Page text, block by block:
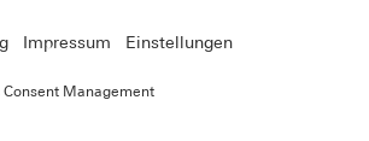
© 2026 Hans-Böckler-Stiftung